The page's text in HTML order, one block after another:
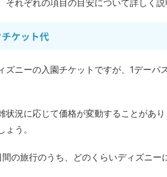
それぞれの項目の目安について詳しく説
ケット代
ズニーの入園チケットですが、1デー
状況に応じて価格が変動することがあ
ょう。
間の旅行のうち、どのくらいディズニー